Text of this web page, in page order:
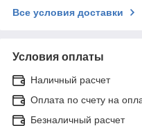
Все условия доставки
Условия оплаты
Наличный расчет
Оплата по счету на
Безналичный расчет